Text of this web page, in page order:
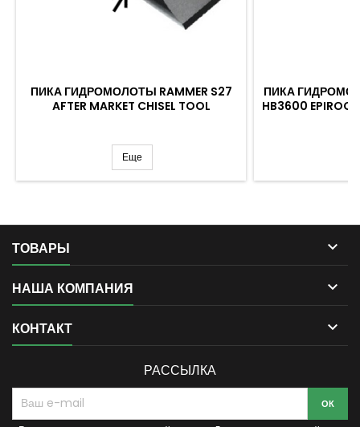
ПИКА ГИДРОМОЛОТЫ RAMMER S27
AFTER MARKET CHISEL TOOL
Еще
ПИКА
HB3600 EPIROC
ТОВАРЫ 
НАША КОМПАНИЯ 
КОНТАКТ 
РАССЫЛКА